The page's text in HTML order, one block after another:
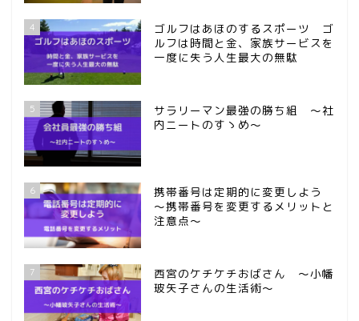
4
ゴルフはあほのするスポーツ ゴ
ルフは時間と金、家族サービスを
一度に失う人生最大の無駄
5
サラリーマン最強の勝ち組 ～社
内ニートのすゝめ～
6
携帯番号は定期的に変更しよう
～携帯番号を変更するメリットと
注意点～
7
西宮のケチケチおばさん ～小幡
玻矢子さんの生活術～